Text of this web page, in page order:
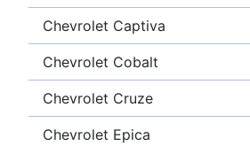
Chevrolet Captiva
Chevrolet Cobalt
Chevrolet Cruze
Chevrolet Epica